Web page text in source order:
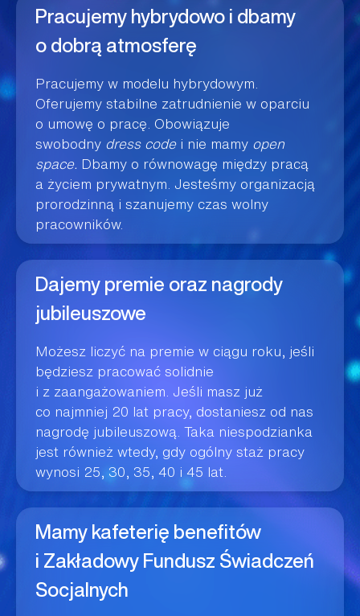
Pracujemy hybrydowo i dbamy
o dobrą atmosferę
Pracujemy w modelu hybrydowym.
Oferujemy stabilne zatrudnienie w oparciu
o umowę o pracę. Obowiązuje
swobodny dress codei nie mamy open
space. Dbamy o równowagę między pracą
a życiem prywatnym. Jesteśmy organizacją
prorodzinną i szanujemy czas wolny
pracowników.
Dajemy premie oraz nagrody
jubileuszowe
Możesz liczyć na premie w ciągu roku, jeśli
będziesz pracować solidnie
i z zaangażowaniem. Jeśli masz już
co najmniej 20 lat pracy, dostaniesz od nas
nagrodę jubileuszową. Taka niespodzianka
jest również wtedy, gdy ogólny staż pracy
wynosi 25, 30, 35, 40 i 45 lat.
Mamy kafeterię benefitów
i Zakładowy Fundusz Świadczeń
Socjalnych